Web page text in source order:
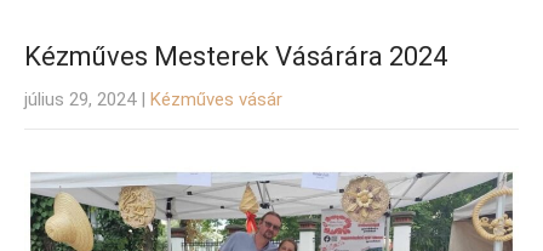
Kézműves Mesterek Vásárára 2024
július 29, 2024| Kézműves vásár